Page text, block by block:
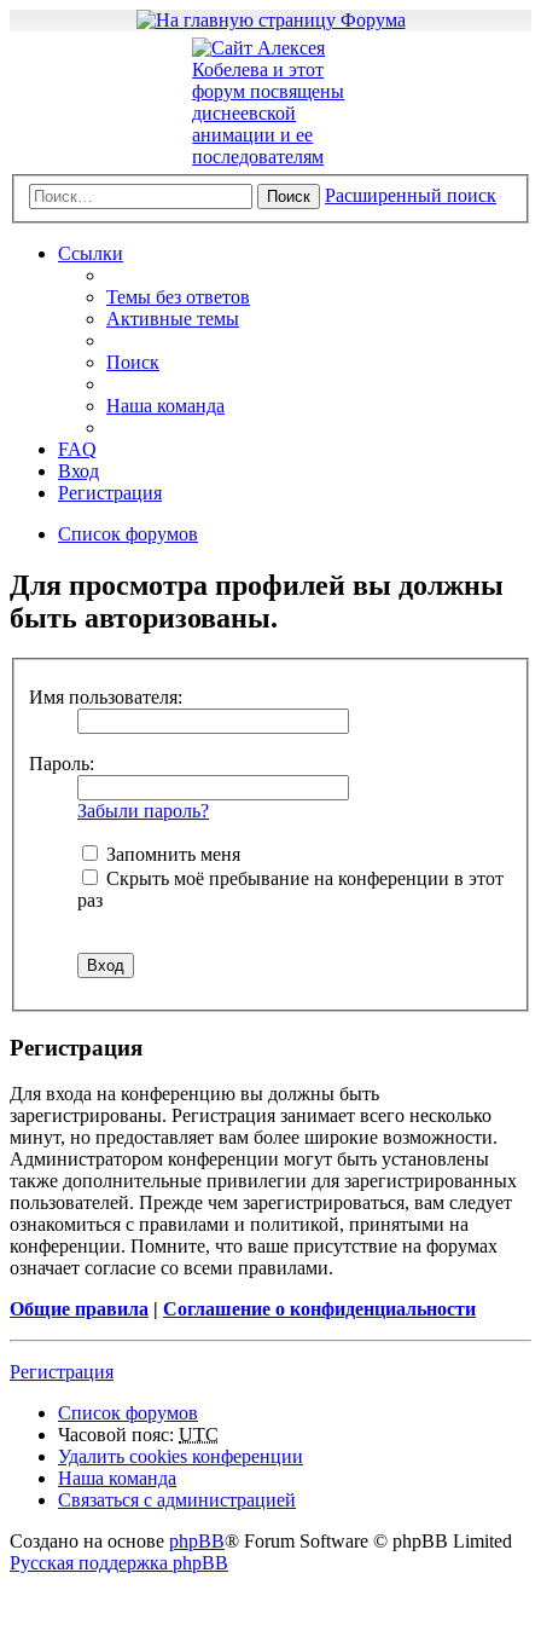
Поиск Расширенный поиск
Ссылки
Темы без ответов
Активные темы
Поиск
Наша команда
FAQ
Вход
Регистрация
Список форумов
Для просмотра профилей вы должны
быть авторизованы.
Имя пользователя:
Пароль:
Забыли пароль?
Запомнить меня
Скрыть моё пребывание на конференции в этот
раз
Регистрация
Для входа на конференцию вы должны быть
зарегистрированы. Регистрация занимает всего несколько
минут, но предоставляет вам более широкие возможности.
Администратором конференции могут быть установлены
также дополнительные привилегии для зарегистрированных
пользователей. Прежде чем зарегистрироваться, вам следует
ознакомиться с правилами и политикой, принятыми на
конференции. Помните, что ваше присутствие на форумах
означает согласие со всеми правилами.
Общие правила | Соглашение о конфиденциальности
Регистрация
Список форумов
Часовой пояс: UTC
Удалить cookies конференции
Наша команда
Связаться с администрацией
Создано на основе phpBB® Forum Software © phpBB Limited
Русская поддержка phpBB